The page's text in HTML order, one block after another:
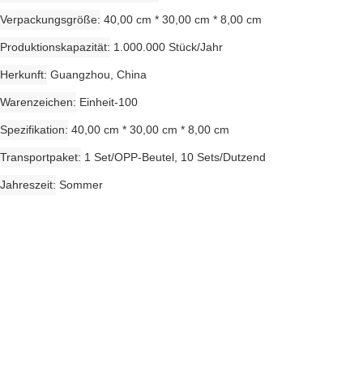
Verpackungsgröße 40,00 cm * 30,00 cm * 8,00 cm
Produktionskapazität 1.000.000 Stück/Jahr
Herkunft Guangzhou, China
Warenzeichen Einheit-100
Spezifikation 40,00 cm * 30,00 cm * 8,00 cm
Transportpaket 1 Set/OPP-Beutel, 10 Sets/Dutzend
Jahreszeit Sommer